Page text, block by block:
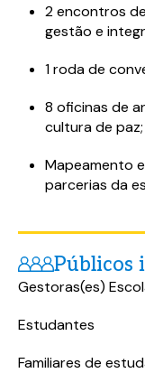
2 encontros
gestão e
1 roda de
8 oficinas de
cultura de paz;
Mapeamento
parcerias da
Públicos
Gestoras(es)
Estudantes
Familiares de